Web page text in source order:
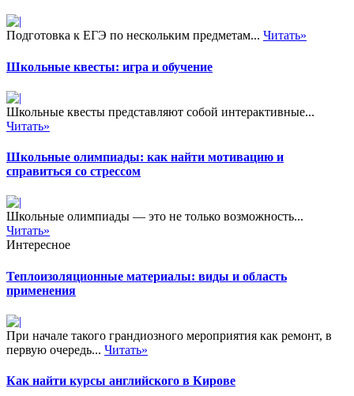
Подготовка к ЕГЭ по нескольким предметам... Читать»
Школьные квесты: игра и обучение
Школьные квесты представляют собой интерактивные...
Читать»
Школьные олимпиады: как найти мотивацию и
справиться со стрессом
Школьные олимпиады — это не только возможность...
Читать»
Интересное
Теплоизоляционные материалы: виды и область
применения
При начале такого грандиозного мероприятия как ремонт, в
первую очередь... Читать»
Как найти курсы английского в Кирове